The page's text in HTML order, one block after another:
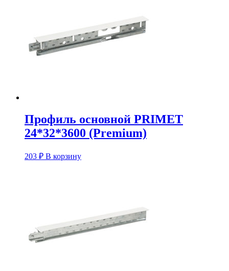
Профиль основной PRIMET
24*32*3600 (Premium)
203 ₽ В корзину